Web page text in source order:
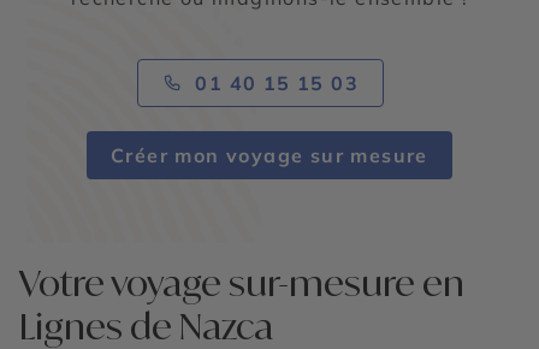
01 40 15 15 03
Créer mon voyage sur mesure
Votre voyage sur-mesure en
Lignes de Nazca